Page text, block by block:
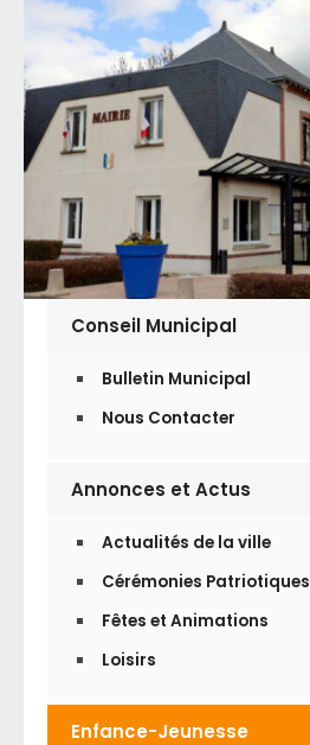
Conseil Municipal
Bulletin Municipal
Nous Contacter
Annonces et Actus
Actualités de la ville
Cérémonies Patriotiques
Fêtes et Animations
Loisirs
Enfance-Jeunesse